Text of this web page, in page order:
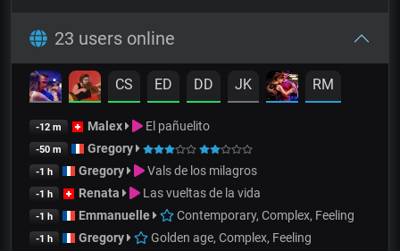
23 users online
CS ED DD JK RM
-12 m Malex El pañuelito
-50 m Gregory
-1 h Gregory Vals de los milagros
-1 h Renata Las vueltas de la vida
-1 h Emmanuelle Contemporary, Complex, Feeling
-1 h Gregory Golden age, Complex, Feeling